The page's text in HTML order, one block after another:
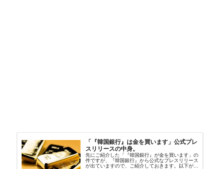
「『韓国銀行』は金を買います」公式プレ
スリリースの中身。
先にご紹介した「『韓国銀行』が金を買います」の
件ですが、『韓国銀行』から公式なプレスリリース
が出ていますので、ご紹介しておきます。以下が全